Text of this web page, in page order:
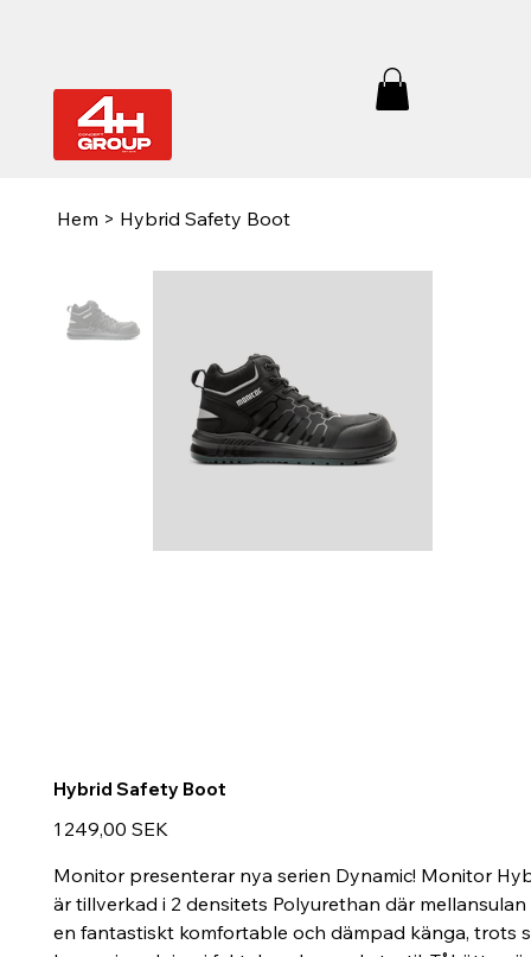
Hem > Hybrid Safety Boot
Hybrid Safety Boot
Prix
1 249,00 SEK
Monitor presenterar nya serien Dynamic! Monitor
är tillverkad i 2 densitets Polyurethan där
en fantastiskt komfortable och dämpad känga, trots